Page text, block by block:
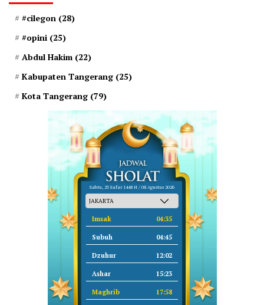
#cilegon (28)
#opini (25)
Abdul Hakim (22)
Kabupaten Tangerang (25)
Kota Tangerang (79)
Sabtu, 23 Safar 1448 H / 08 Agustus 2026
Imsak 04:35
Subuh 04:45
Dzuhur 12:02
Ashar 15:23
Maghrib 17:58